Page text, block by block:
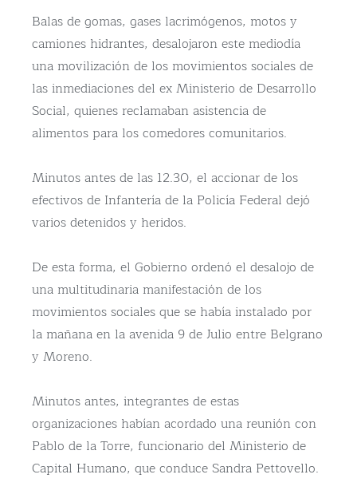
Balas de gomas, gases lacrimógenos, motos y
camiones hidrantes, desalojaron este mediodía
una movilización de los movimientos sociales de
las inmediaciones del ex Ministerio de Desarrollo
Social, quienes reclamaban asistencia de
alimentos para los comedores comunitarios.
Minutos antes de las 12.30, el accionar de los
efectivos de Infantería de la Policía Federal dejó
varios detenidos y heridos.
De esta forma, el Gobierno ordenó el desalojo de
una multitudinaria manifestación de los
movimientos sociales que se había instalado por
la mañana en la avenida 9 de Julio entre Belgrano
y Moreno.
Minutos antes, integrantes de estas
organizaciones habían acordado una reunión con
Pablo de la Torre, funcionario del Ministerio de
Capital Humano, que conduce Sandra Pettovello.